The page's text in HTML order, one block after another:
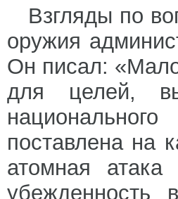
Взгляды по
оружия
Он писал:
для целей,
поставлена на
атомная
убежденность